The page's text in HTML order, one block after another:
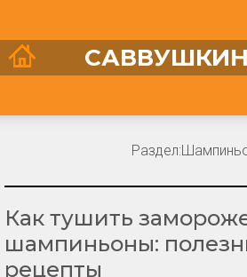
САВВУШКИН
Как тушить
шампиньоны:
рецепты
Раздел: